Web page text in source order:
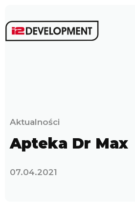
Aktualności
Apteka Dr Max
07.04.2021